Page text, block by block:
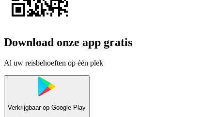
Download onze app gratis
Al uw reisbehoeften op één plek
Verkrijgbaar op Google Play